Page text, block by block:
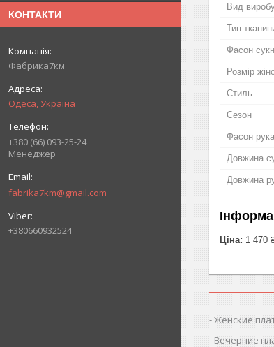
КОНТАКТИ
Фабрика7км
Одеса, Україна
+380 (66) 093-25-24
Менеджер
fabrika7km@gmail.com
+380660932524
Вид
Тип
Фасон
Розмір
Стиль
Сезон
Фасон
Довжина
Довжина
Ціна: 1 470
Женские
Вечерние